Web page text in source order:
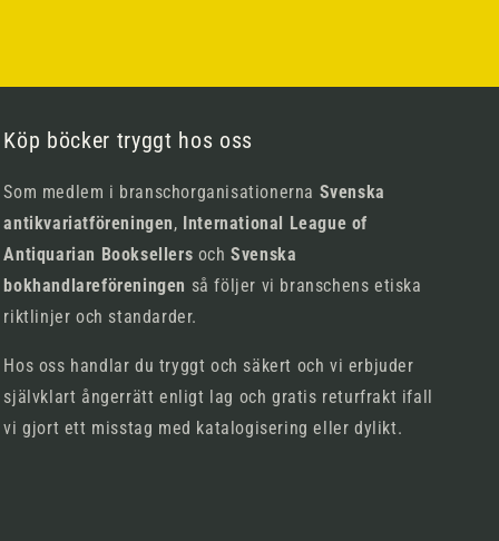
Köp böcker tryggt hos oss
Som medlem i branschorganisationerna Svenska
antikvariatföreningen, International League of
Antiquarian Booksellers ochSvenska
bokhandlareföreningen så följer vi branschens etiska
riktlinjer och standarder.
Hos oss handlar du tryggt och säkert och vi erbjuder
självklart ångerrätt enligt lag och gratis returfrakt ifall
vi gjort ett misstag med katalogisering eller dylikt.